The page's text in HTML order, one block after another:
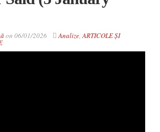
on 06/01/2026 Analize,ARTICOLE ȘI